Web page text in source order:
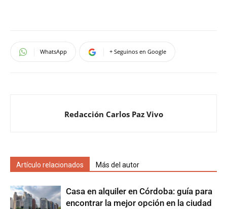
WhatsApp + Seguinos en Google
Redacción Carlos Paz Vivo
Artículo relacionados Más del autor
Casa en alquiler en Córdoba: guía para
encontrar la mejor opción en la ciudad